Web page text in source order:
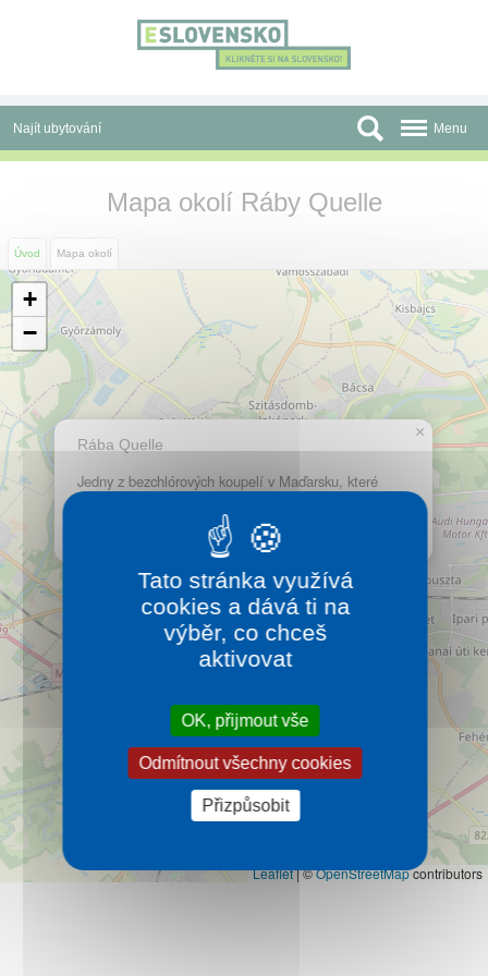
Najít ubytování
Autobusové zájezdy
Skupiny a konference
Před cestou
Atrakce
O nás
Menu
Mapa okolí Ráby Quelle
Úvod Mapa okolí
Rába Quelle
Jedny z bezchlórových koupelí v Maďarsku, které
jsou otevřeny po celý rok. Využít zde můžete 5
bazénů, a dva tobogány.
×
+
−
Leaflet|©OpenStreetMapcontributors
Tato stránka využívá
cookies a dává ti na
výběr, co chceš
aktivovat
OK, přijmout vše
Odmítnout všechny cookies
Přizpůsobit